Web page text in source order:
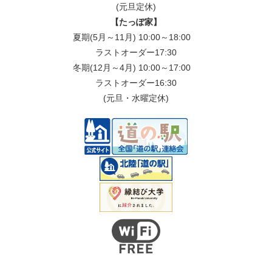
(元旦定休)
【たっぽ家】
夏期(5月～11月) 10:00～18:00
ラストオーダー17:30
冬期(12月～4月) 10:00～17:00
ラストオーダー16:30
(元旦・水曜定休)